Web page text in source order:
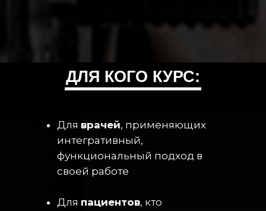
ДЛЯ КОГО КУРС:
Для врачей, применяющих
интегративный,
функциональный подход в
своей работе
Для пациентов, кто